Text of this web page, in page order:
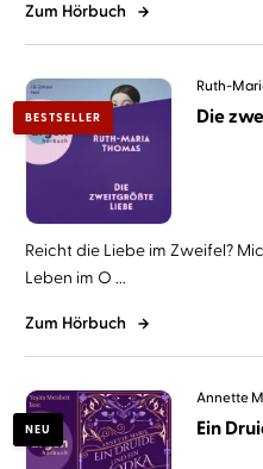
Zum Hörbuch
BESTSELLER
Ruth-
Die
Reicht die Liebe im Zweifel?
Leben im O ...
Zum Hörbuch
NEU
Annette
Ein